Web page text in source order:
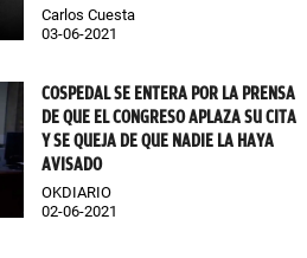
Carlos Cuesta
03-06-2021
COSPEDAL SE ENTERA POR LA PRENSA
DE QUE EL CONGRESO APLAZA SU CITA
Y SE QUEJA DE QUE NADIE LA HAYA
AVISADO
OKDIARIO
02-06-2021